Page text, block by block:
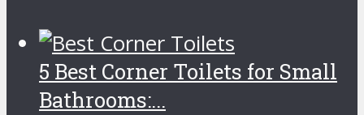
5 Best Corner Toilets for Small
Bathrooms:...